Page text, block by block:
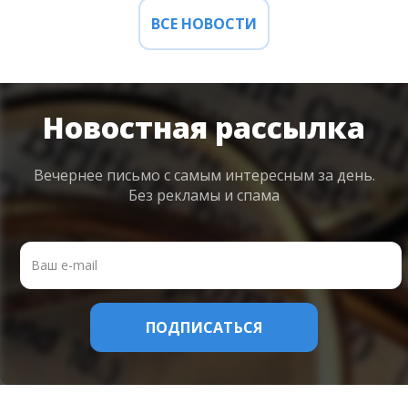
ВСЕ НОВОСТИ
Новостная рассылка
Вечернее письмо с самым интересным за день.
Без рекламы и спама